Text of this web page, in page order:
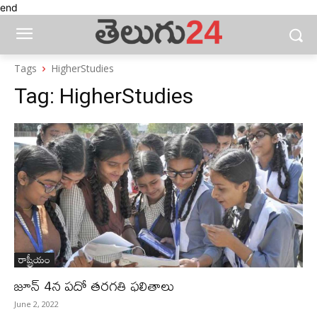
end
Tags HigherStudies
Tag: HigherStudies
రాష్ట్రీయం
జూన్‌ 4న పదో తరగతి ఫలితాలు
June 2, 2022